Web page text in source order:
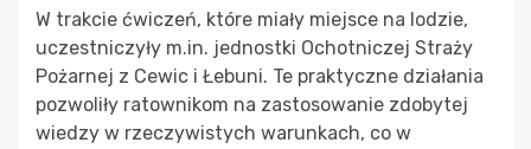
W trakcie ćwiczeń, które miały miejsce na lodzie,
uczestniczyły m.in. jednostki Ochotniczej Straży
Pożarnej z Cewic i Łebuni. Te praktyczne działania
pozwoliły ratownikom na zastosowanie zdobytej
wiedzy w rzeczywistych warunkach, co w